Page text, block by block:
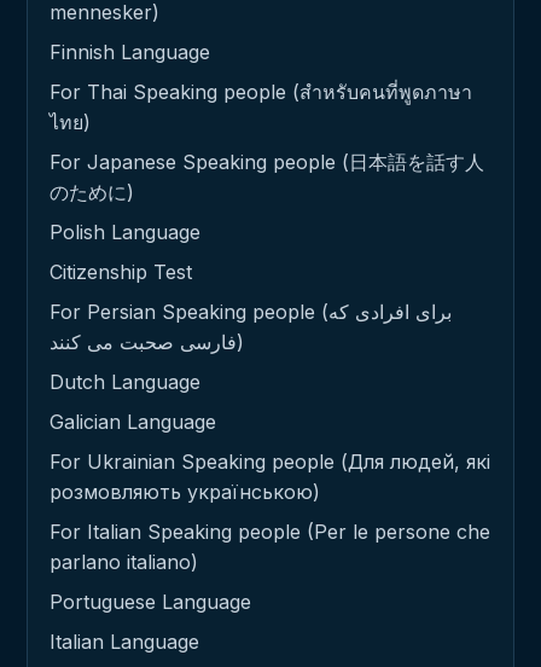
mennesker)
Finnish Language
For Thai Speaking people (สำหรับคนที่พูดภาษา
ไทย)
For Japanese Speaking people (日本語を話す人
のために)
Polish Language
Citizenship Test
For Persian Speaking people (برای افرادی که
فارسی صحبت می کنند)
Dutch Language
Galician Language
For Ukrainian Speaking people (Для людей, які
розмовляють українською)
For Italian Speaking people (Per le persone che
parlano italiano)
Portuguese Language
Italian Language